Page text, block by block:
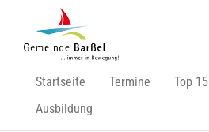
springen
Startseite Termine Top 15
Ausbildung